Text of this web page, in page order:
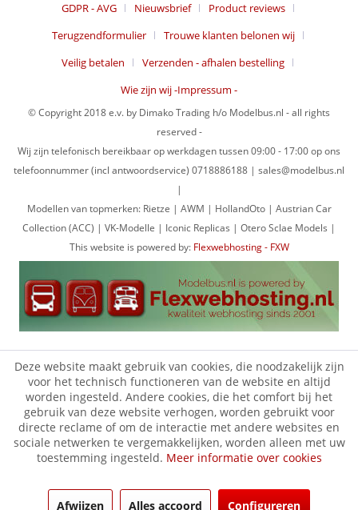
GDPR - AVG
Nieuwsbrief
Product reviews
Terugzendformulier
Trouwe klanten belonen wij
Veilig betalen
Verzenden - afhalen bestelling
Wie zijn wij -Impressum -
© Copyright 2018 e.v. by Dimako Trading h/o Modelbus.nl - all rights
reserved -
Wij zijn telefonisch bereikbaar op werkdagen tussen 09:00 - 17:00 op ons
telefoonnummer (incl antwoordservice) 0718886188 | sales@modelbus.nl
|
Modellen van topmerken: Rietze | AWM | HollandOto | Austrian Car
Collection (ACC) | VK-Modelle | Iconic Replicas | Otero Sclae Models |
This website is powered by: Flexwebhosting - FXW
Deze website maakt gebruik van cookies, die noodzakelijk zijn
voor het technisch functioneren van de website en altijd
worden ingesteld. Andere cookies, die het comfort bij het
gebruik van deze website verhogen, worden gebruikt voor
directe reclame of om de interactie met andere websites en
sociale netwerken te vergemakkelijken, worden alleen met uw
toestemming ingesteld. Meer informatie over cookies
Afwijzen Alles accoord Configureren